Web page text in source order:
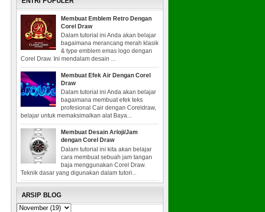
Membuat Emblem Retro Dengan
Corel Draw
Dalam tutorial ini Anda akan belajar
bagaimana merancang merah klasik
& type emblem emas logo dengan
Corel Draw. Ini mendalam desain ...
Membuat Efek Air Dengan Corel
Draw
Dalam tutorial ini Anda akan belajar
bagaimana membuat efek teks
profesional Cair dengan Coreldraw,
belajar untuk memaksimalkan alat Baya...
Membuat Desain Arloji/Jam
dengan Corel Draw
Dalam tutorial ini kita akan belajar
cara membuat sebuah jam tangan
baja menggunakan Corel Draw.
Teknik dasar yang digunakan dalam tutori...
ARSIP BLOG